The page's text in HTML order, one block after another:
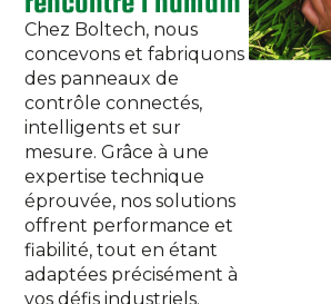
Chez Boltech, nous
concevons et fabriquons
des panneaux de
contrôle connectés,
intelligents et sur
mesure. Grâce à une
expertise technique
éprouvée, nos solutions
offrent performance et
fiabilité, tout en étant
adaptées précisément à
vos défis industriels.